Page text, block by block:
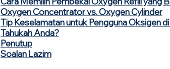
Oxygen Concentrator vs. Oxygen Cylinder
Tip Keselamatan untuk Pengguna Oksigen
Tahukah Anda?
Penutup
Soalan Lazim